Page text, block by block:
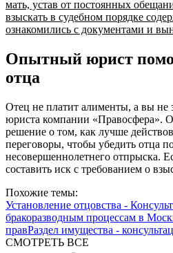
мать, устав от постоянных
взыскать в судебном порядке
ознакомились с документами и
Опытный юрист
отца
Отец не платит алименты, а вы не
юриста компании «Правосфера».
решение о том, как лучше
переговоры, чтобы убедить отца
несовершеннолетнего отпрыска.
составить иск с требованием о
Похожие темы:
Установление отцовства -
бракоразводным процессам в
правРаздел имущества -
СМОТРЕТЬ ВСЕ